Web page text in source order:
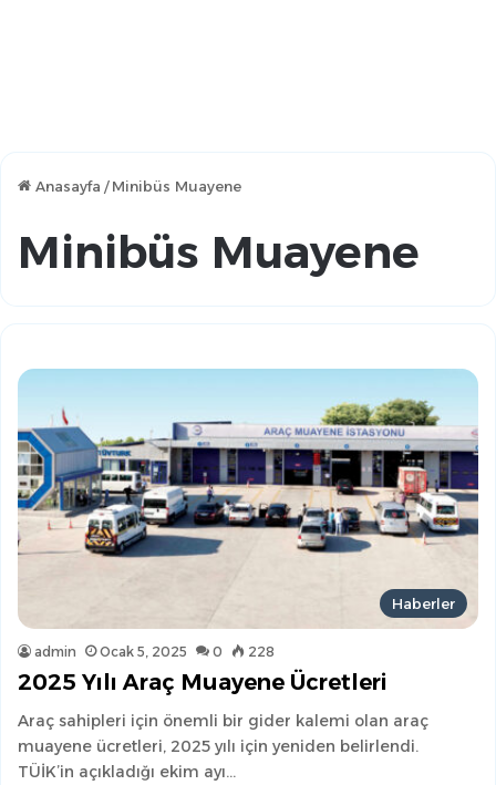
Anasayfa / Minibüs Muayene
Minibüs Muayene
Haberler
admin Ocak 5, 2025 0 228
2025 Yılı Araç Muayene Ücretleri
Araç sahipleri için önemli bir gider kalemi olan araç
muayene ücretleri, 2025 yılı için yeniden belirlendi.
TÜİK’in açıkladığı ekim ayı…